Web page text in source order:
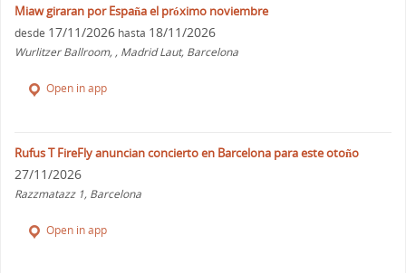
Miaw giraran por España el próximo noviembre
desde 17/11/2026 hasta 18/11/2026
Wurlitzer Ballroom, , Madrid Laut, Barcelona
Open in app
Rufus T FireFly anuncian concierto en Barcelona para este otoño
27/11/2026
Razzmatazz 1, Barcelona
Open in app